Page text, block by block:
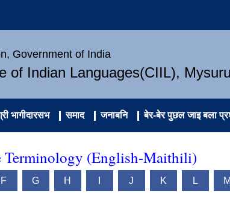
Government of India
of Indian Languages(CIIL), Mysuru
भागीदारसभ समाद जनाबनि बेर-बेर पुछल जाइ बला
Terminology (English-Maithili)
F G H J K L M